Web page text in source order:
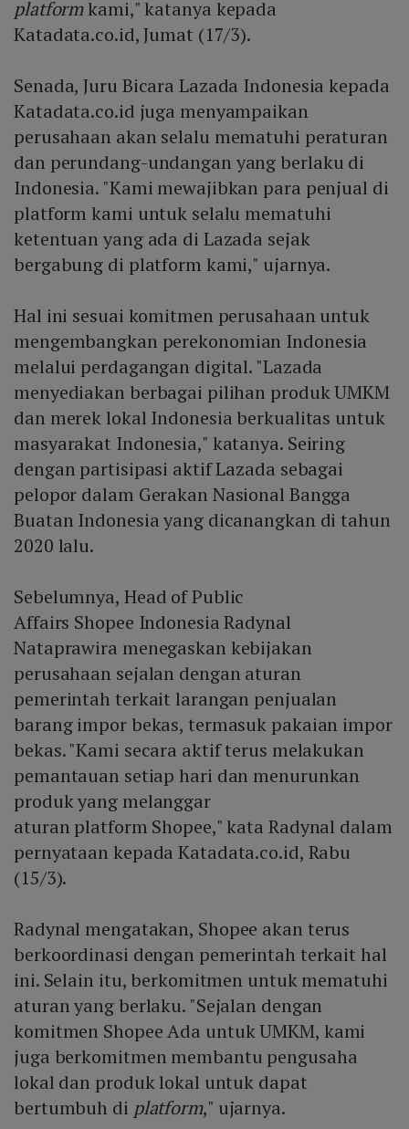
platformkami," katanya kepada
Katadata.co.id, Jumat (17/3).
Senada, Juru Bicara Lazada Indonesia kepada
Katadata.co.id juga menyampaikan
perusahaan akan selalu mematuhi peraturan
dan perundang-undangan yang berlaku di
Indonesia. "Kami mewajibkan para penjual di
platform kami untuk selalu mematuhi
ketentuan yang ada di Lazada sejak
bergabung di platform kami," ujarnya.
Hal ini sesuai komitmen perusahaan untuk
mengembangkan perekonomian Indonesia
melalui perdagangan digital. "Lazada
menyediakan berbagai pilihan produk UMKM
dan merek lokal Indonesia berkualitas untuk
masyarakat Indonesia," katanya. Seiring
dengan partisipasi aktif Lazada sebagai
pelopor dalam Gerakan Nasional Bangga
Buatan Indonesia yang dicanangkan di tahun
2020 lalu.
Sebelumnya, Head of Public
Affairs Shopee Indonesia Radynal
Nataprawira menegaskan kebijakan
perusahaan sejalan dengan aturan
pemerintah terkait larangan penjualan
barang impor bekas, termasuk pakaian impor
bekas. "Kami secara aktif terus melakukan
pemantauan setiap hari dan menurunkan
produk yang melanggar
aturan platform Shopee," kata Radynal dalam
pernyataan kepada Katadata.co.id, Rabu
(15/3).
Radynal mengatakan, Shopee akan terus
berkoordinasi dengan pemerintah terkait hal
ini. Selain itu, berkomitmen untuk mematuhi
aturan yang berlaku. "Sejalan dengan
komitmen Shopee Ada untuk UMKM, kami
juga berkomitmen membantu pengusaha
lokal dan produk lokal untuk dapat
bertumbuh di platform," ujarnya.